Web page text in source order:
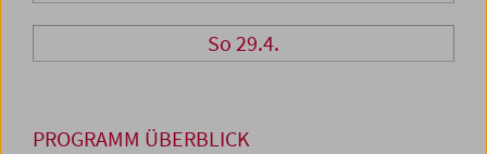
So 29.4.
PROGRAMM ÜBERBLICK